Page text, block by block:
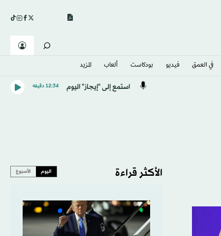
في العمق فيديو بودكاست ألعاب المزيد
استمع إلى "إيجاز" اليوم 12:34 دقيقه
الأكثر قراءة اليوم الأسبوع